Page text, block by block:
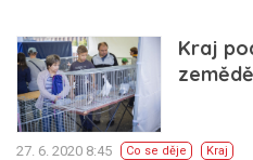
Kraj
27. 6. 2020 8:45 Co se děje Kraj